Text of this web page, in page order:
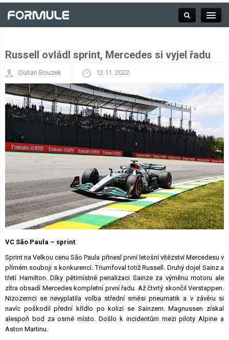
Závodní série
Kalendář F1
Výsledky F1
Týmy a jezdci F1
Okruhy F1
Russell ovládl sprint, Mercedes si vyjel řadu
Dušan Bouzek 12.11. 2022
VC São Paula – sprint
Sprint na Velkou cenu São Paula přinesl první letošní vítězství Mercedesu v
přímém souboji s konkurencí. Triumfoval totiž Russell. Druhý dojel Sainz a
třetí Hamilton. Díky pětimístné penalizaci Sainze za výměnu motoru ale
zítra obsadí Mercedes kompletní první řadu. Až čtvrtý skončil Verstappen.
Nizozemci se nevyplatila volba střední směsi pneumatik a v závěru si
navíc poškodil přední křídlo po kolizi se Sainzem. Magnussen získal
alespoň bod za osmé místo. Došlo k incidentům mezi piloty Alpine a
Aston Martinu.